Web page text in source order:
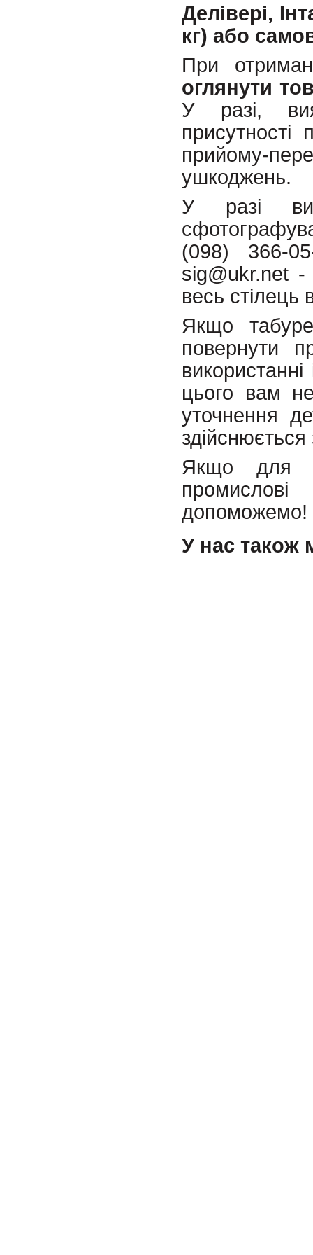
Делівері,
кг) або
При
оглянути
У разі,
присутності
прийому-
ушкоджень.
У разі
(098) 366-
sig@ukr.net
весь стілець
Якщо
повернути
цього вам
уточнення
Якщо для
допоможемо!
У нас також